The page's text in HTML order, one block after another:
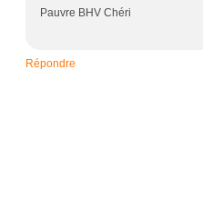
Pauvre BHV Chéri
Répondre